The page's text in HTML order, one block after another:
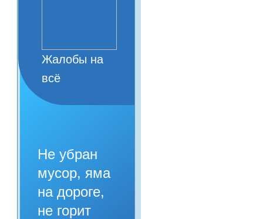
Жалобы на
всё
Не убран
мусор, яма
на дороге,
не горит